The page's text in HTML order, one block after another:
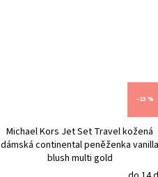
–13 %
Michael Kors Jet Set Travel kožená
dámská continental peněženka vanilla
blush multi gold